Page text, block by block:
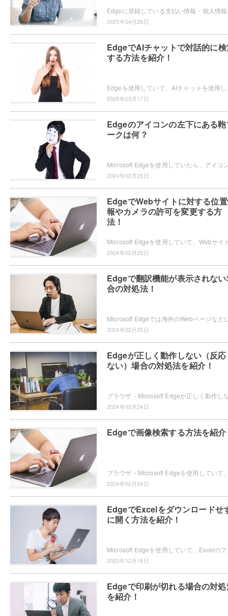
2025年04月28日
EdgeでAIチャットで対話的に
する方法を紹介！
2025年03月17日
Edgeのアイコンの左下にある
ークは何？
2024年02月25日
EdgeでWebサイトに対する位
報やカメラの許可を変更する方
法！
2024年02月25日
Edgeで翻訳機能が表示されな
合の対処法！
2024年02月25日
Edgeが正しく動作しない（反
ない）場合の対処法を紹介！
2024年02月24日
Edgeで画像検索する方法を紹
2024年02月24日
EdgeでExcelをダウンロードせ
に開く方法を紹介！
2023年12月18日
Edgeで印刷が切れる場合の対
を紹介！